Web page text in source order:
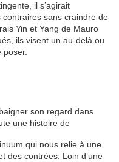
il s’agirait
contraires sans craindre de
Yin et Yang de Mauro
ils visent un au-delà ou
poser.
son regard dans
une histoire de
qui nous relie à une
des contrées. Loin d’une